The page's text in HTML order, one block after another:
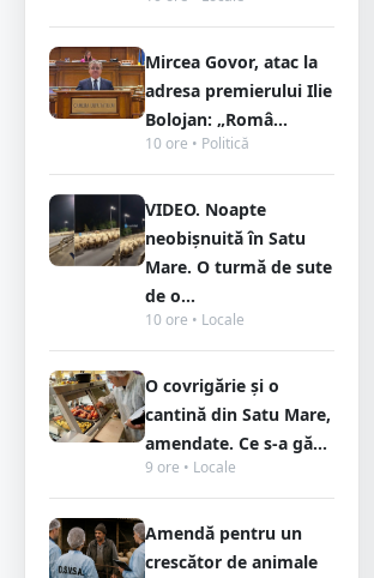
Mircea Govor, atac la
adresa premierului Ilie
Bolojan: „Româ...
10 ore • Politică
VIDEO. Noapte
neobișnuită în Satu
Mare. O turmă de sute
de o...
10 ore • Locale
O covrigărie și o
cantină din Satu Mare,
amendate. Ce s-a gă...
9 ore • Locale
Amendă pentru un
crescător de animale